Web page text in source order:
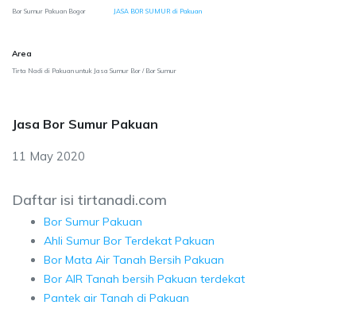
Bor Sumur Pakuan Bogor JASA BOR SUMUR di Pakuan
Area
Tirta Nadi di Pakuan untuk Jasa Sumur Bor / Bor Sumur
Jasa Bor Sumur Pakuan
11 May 2020
Daftar isi tirtanadi.com
Bor Sumur Pakuan
Ahli Sumur Bor Terdekat Pakuan
Bor Mata Air Tanah Bersih Pakuan
Bor AIR Tanah bersih Pakuan terdekat
Pantek air Tanah di Pakuan